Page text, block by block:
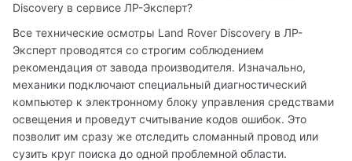
Discovery в сервисе ЛР-Эксперт?
Все технические осмотры Land Rover Discovery в ЛР-
Эксперт проводятся со строгим соблюдением
рекомендация от завода производителя. Изначально,
механики подключают специальный диагностический
компьютер к электронному блоку управления средствами
освещения и проведут считывание кодов ошибок. Это
позволит им сразу же отследить сломанный провод или
сузить круг поиска до одной проблемной области.